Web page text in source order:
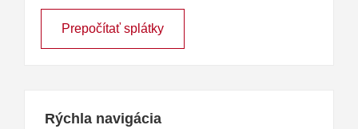
Prepočítať splátky
Rýchla navigácia